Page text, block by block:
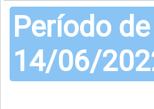
Período
14/06/